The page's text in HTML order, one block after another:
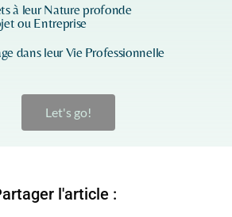
à leur Nature profonde
ou Entreprise
dans leur Vie Professionnelle
Let's go!
l'article :